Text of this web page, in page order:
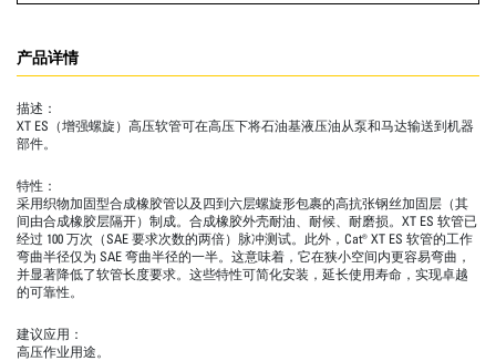
产品详情
描述：
XT ES（增强螺旋）高压软管可在高压下将石油基液压油从泵和马达输送到机器
部件。
特性：
采用织物加固型合成橡胶管以及四到六层螺旋形包裹的高抗张钢丝加固层（其
间由合成橡胶层隔开）制成。合成橡胶外壳耐油、耐候、耐磨损。XT ES 软管已
经过 100 万次（SAE 要求次数的两倍）脉冲测试。此外，Cat® XT ES 软管的工作
弯曲半径仅为 SAE 弯曲半径的一半。这意味着，它在狭小空间内更容易弯曲，
并显著降低了软管长度要求。这些特性可简化安装，延长使用寿命，实现卓越
的可靠性。
建议应用：
高压作业用途。